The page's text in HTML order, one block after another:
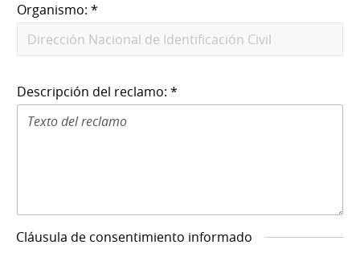
Organismo: *
Descripción del reclamo: *
Cláusula de consentimiento informado